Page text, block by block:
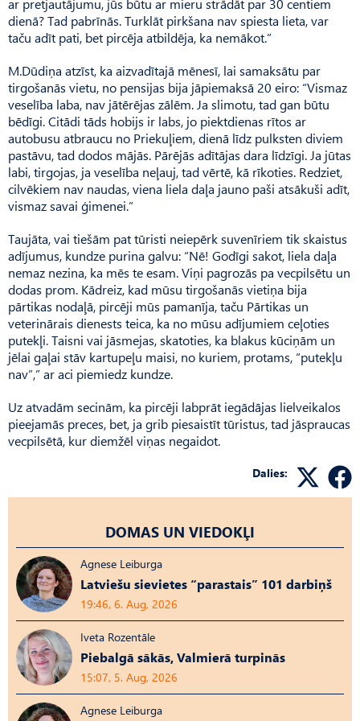
ar pretjautājumu, jūs būtu ar mieru strādāt par 30 centiem
dienā? Tad pabrīnās. Turklāt pirkšana nav spiesta lieta, var
taču adīt pati, bet pircēja atbildēja, ka nemākot.”
M.Dūdiņa atzīst, ka aizvadītajā mēnesī, lai samaksātu par
tirgošanās vietu, no pensijas bija jāpiemaksā 20 eiro: “Vismaz
veselība laba, nav jātērējas zālēm. Ja slimotu, tad gan būtu
bēdīgi. Citādi tāds hobijs ir labs, jo piektdienas rītos ar
autobusu atbraucu no Priekuļiem, dienā līdz pulksten diviem
pastāvu, tad dodos mājās. Pārējās adītājas dara līdzīgi. Ja jūtas
labi, tirgojas, ja veselība neļauj, tad vērtē, kā rīkoties. Re­dziet,
cilvēkiem nav naudas, viena liela daļa jauno paši atsākuši adīt,
vismaz savai ģimenei.”
Taujāta, vai tiešām pat tūristi neiepērk suvenīriem tik skaistus
adījumus, kundze purina galvu: “Nē! Godīgi sakot, liela daļa
nemaz nezina, ka mēs te esam. Viņi pagrozās pa vecpilsētu un
dodas prom. Kādreiz, kad mūsu tirgošanās vietiņa bija
pārtikas nodaļā, pircēji mūs pamanīja, taču Pārtikas un
veterinārais dienests teica, ka no mūsu adījumiem ceļoties
putekļi. Taisni vai jāsmejas, skatoties, ka blakus kūciņām un
jēlai gaļai stāv kartupeļu maisi, no kuriem, protams, “putekļu
nav”,” ar aci piemiedz kundze.
Uz atvadām secinām, ka pircēji labprāt iegādājas lielveikalos
pieejamās preces, bet, ja grib piesaistīt tūristus, tad jāspraucas
vecpilsētā, kur diemžēl viņas negaidot.
Dalies:
DOMAS UN VIEDOKĻI
Agnese Leiburga
Latviešu sievietes “parastais” 101 darbiņš
19:46, 6. Aug, 2026
Iveta Rozentāle
Piebalgā sākās, Valmierā turpinās
15:07, 5. Aug, 2026
Agnese Leiburga